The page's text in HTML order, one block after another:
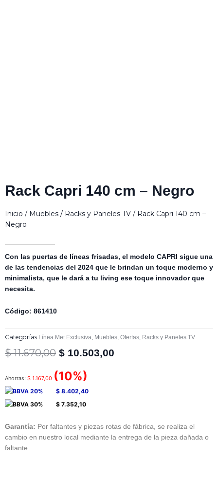
Rack Capri 140 cm – Negro
Inicio / Muebles / Racks y Paneles TV / Rack Capri 140 cm –
Negro
Con las puertas de líneas frisadas, el modelo CAPRI sigue una
de las tendencias del 2024 que le brindan un toque moderno y
minimalista, que le dará a tu living ese toque innovador que
necesita.
Código: 861410
Categorías Línea Met Exclusiva, Muebles, Ofertas, Racks y Paneles TV
$11.670,00 El
original
era:
$ 11.670,00.
$ 10.503,00
Ahorras: $ 1.167,00 (10%)
$ 8.402,40
$ 7.352,10
Garantía: Por faltantes y piezas rotas de fábrica, se realiza el
cambio en nuestro local mediante la entrega de la pieza dañada o
faltante.